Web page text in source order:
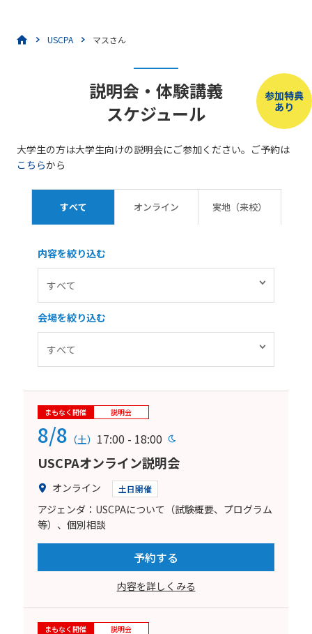
USCPA マスさん
参加特典
あり
説明会・体験講義
スケジュール
大学生の方は大学生向けの説明会にご参加ください。ご予約は
こちらから
すべて オンライン 実地（来校）
内容を絞り込む
会場を絞り込む
まもなく開催 説明会
8/8 （土） 17:00 - 18:00
USCPAオンライン説明会
オンライン 土日開催
アジェンダ：USCPAについて（試験概要、プログラム
等）、個別相談
予約する
内容を詳しくみる
まもなく開催 説明会